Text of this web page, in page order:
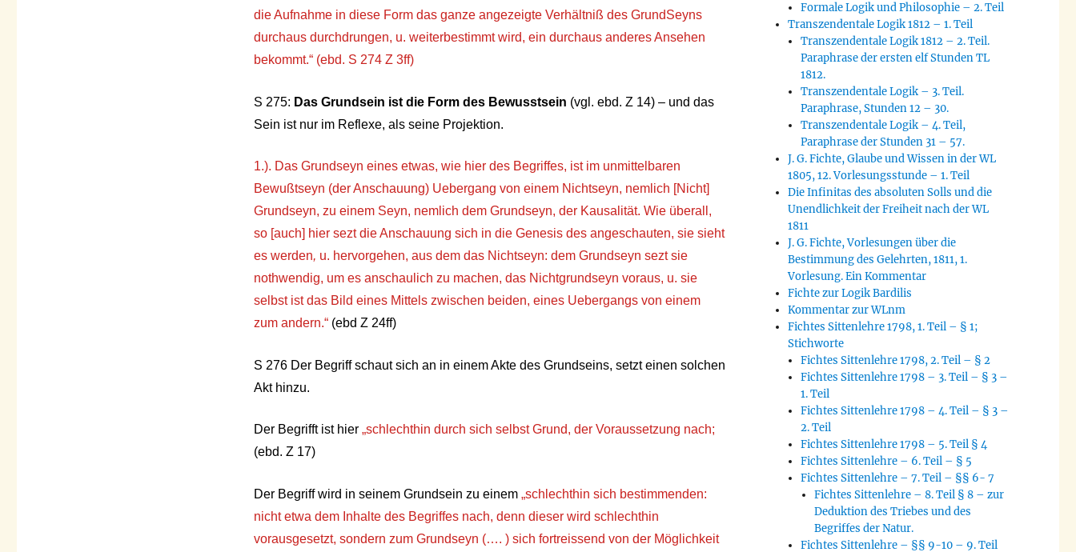
die Aufnahme in diese Form das ganze angezeigte Verhältniß des GrundSeyns
durchaus durchdrungen, u. weiterbestimmt wird, ein durchaus anderes Ansehen
bekommt.“ (ebd. S 274 Z 3ff)
S 275: Das Grundsein ist die Form des Bewusstsein (vgl. ebd. Z 14) – und das
Sein ist nur im Reflexe, als seine Projektion.
1.). Das Grundseyn eines etwas, wie hier des Begriffes, ist im unmittelbaren
Bewußtseyn (der Anschauung) Uebergang von einem Nichtseyn, nemlich [Nicht]
Grundseyn, zu einem Seyn, nemlich dem Grundseyn, der Kausalität. Wie überall,
so [auch] hier sezt die Anschauung sich in die Genesis des angeschauten, sie sieht
es werden, u. hervorgehen, aus dem das Nichtseyn: dem Grundseyn sezt sie
nothwendig, um es anschaulich zu machen, das Nichtgrundseyn voraus, u. sie
selbst ist das Bild eines Mittels zwischen beiden, eines Uebergangs von einem
zum andern.“ (ebd Z 24ff)
S 276 Der Begriff schaut sich an in einem Akte des Grundseins, setzt einen solchen
Akt hinzu.
Der Begrifft ist hier „schlechthin durch sich selbst Grund, der Voraussetzung nach;
(ebd. Z 17)
Der Begriff wird in seinem Grundsein zu einem„schlechthin sich bestimmenden:
nicht etwa dem Inhalte des Begriffes nach, denn dieser wird schlechthin
vorausgesetzt, sondern zum Grundseyn (…. ) sich fortreissend von der Möglichkeit
Formale Logik und Philosophie – 2. Teil
Transzendentale Logik 1812 – 1. Teil
Transzendentale Logik 1812 – 2. Teil.
Paraphrase der ersten elf Stunden TL
1812.
Transzendentale Logik – 3. Teil.
Paraphrase, Stunden 12 – 30.
Transzendentale Logik – 4. Teil,
Paraphrase der Stunden 31 – 57.
J. G. Fichte, Glaube und Wissen in der WL
1805, 12. Vorlesungsstunde – 1. Teil
Die Infinitas des absoluten Solls und die
Unendlichkeit der Freiheit nach der WL
1811
J. G. Fichte, Vorlesungen über die
Bestimmung des Gelehrten, 1811, 1.
Vorlesung. Ein Kommentar
Fichte zur Logik Bardilis
Kommentar zur WLnm
Fichtes Sittenlehre 1798, 1. Teil – § 1;
Stichworte
Fichtes Sittenlehre 1798, 2. Teil – § 2
Fichtes Sittenlehre 1798 – 3. Teil – § 3 –
1. Teil
Fichtes Sittenlehre 1798 – 4. Teil – § 3 –
2. Teil
Fichtes Sittenlehre 1798 – 5. Teil § 4
Fichtes Sittenlehre – 6. Teil – § 5
Fichtes Sittenlehre – 7. Teil – §§ 6- 7
Fichtes Sittenlehre – 8. Teil § 8 – zur
Deduktion des Triebes und des
Begriffes der Natur.
Fichtes Sittenlehre – §§ 9-10 – 9. Teil